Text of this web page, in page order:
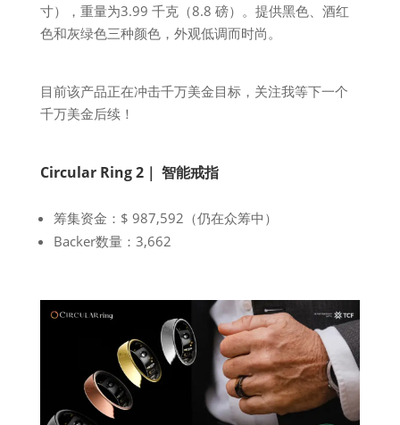
寸），重量为3.99 千克（8.8 磅）。提供黑色、酒红
色和灰绿色三种颜色，外观低调而时尚。
目前该产品正在冲击千万美金目标，关注我等下一个
千万美金后续！
Circular Ring 2｜ 智能戒指
筹集资金：$ 987,592（仍在众筹中）
Backer数量：3,662